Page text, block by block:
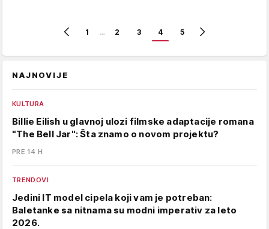
1 … 2 3 4 5
NAJNOVIJE
KULTURA
Billie Eilish u glavnoj ulozi filmske adaptacije romana
"The Bell Jar": Šta znamo o novom projektu?
PRE 14 H
TRENDOVI
Jedini IT model cipela koji vam je potreban:
Baletanke sa nitnama su modni imperativ za leto
2026.